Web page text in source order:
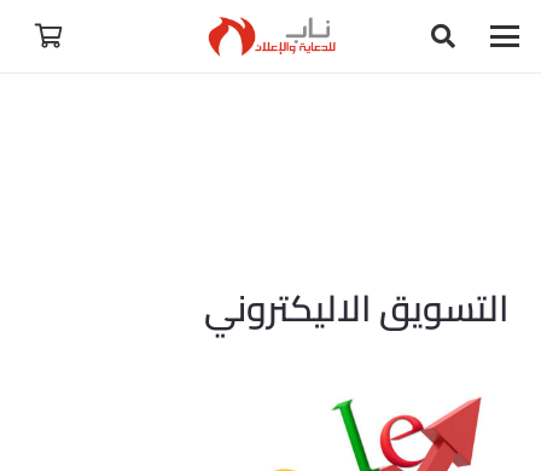
التسويق الاليكتروني